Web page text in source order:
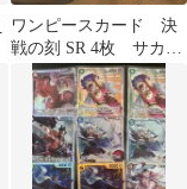
ワンピースカード 決
戦の刻 SR 4枚 サカズ
キ 錦えもん イワンコフ
ルフィ